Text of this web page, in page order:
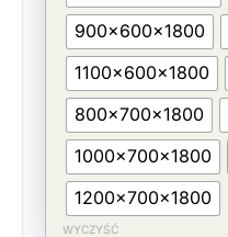
900x600x1800
1100x600x1800
800x700x1800
1000x700x1800
1200x700x1800
WYCZYŚĆ